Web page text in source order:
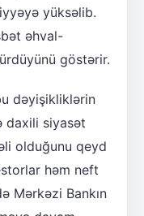
yüksəlib.
əhval-
göstərir.
dəyişikliklərin
daxili siyasət
olduğunu qeyd
həm neft
Mərkəzi Bankın